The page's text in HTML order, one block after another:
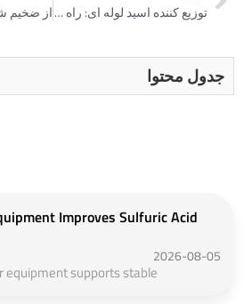
توزیع کننده اسید لوله ای: راه حل نسل بعدی برای سیستم های اسید سولفریک
جدول محتوا
Improves Sulfuric Acid
2026-08-05
supports stable...